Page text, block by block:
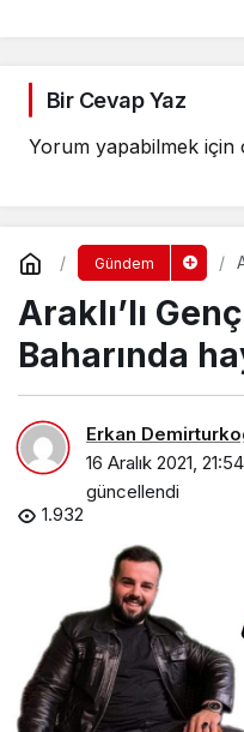
Bir Cevap Yaz
Yorum yapabilmek için
Gündem
Araklı’lı
Baharında
Erkan
16 Aralık 2021, 21:54
güncellendi
1.932